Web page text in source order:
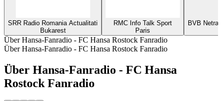
SRR Radio Romania Actualitati
Bukarest
RMC Info Talk Sport
Paris
BVB
Über Hansa-Fanradio - FC Hansa Rostock Fanradio
Über Hansa-Fanradio - FC Hansa Rostock Fanradio
Über Hansa-Fanradio - FC Hansa
Rostock Fanradio